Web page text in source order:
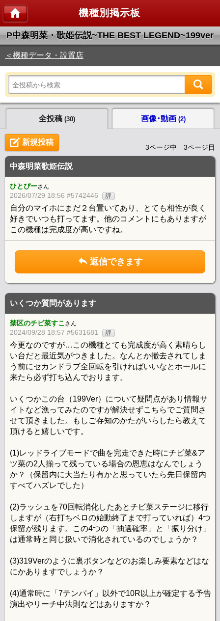
機種別掲示板
P中森明菜・歌姫伝説~THE BEST LEGEND~199ver
＜機種データ・設置店
全投稿 (30) 画像･動画 (2)
新規投稿
3ページ中 3ページ目
中森明菜歌姫伝説
ひとぴーさん
2026/07/29 18:56 #5742446 評
自分のマイホにまだ２台置いてあり、とても相性が良く
好きでいつも打ってます。他のコメントにもありますが
この機種は完成度が高いですね。
返信できます
いくつか質問があります
禁区のチビ菜すこ さん
2024/09/28 18:57 #5631681 評
今更なのですが…この機種とても完成度が高く素晴らし
い台だと最近気がつきました。なんとか撤去されてしま
う前にセカンドラブ全回転を引ければいいなとホールに
来たら必ず打ち込んでおります。
いくつかこの台（199Ver）について疑問点があり情報サ
イトなど漁ってみたのですが解決せずこちらでご質問さ
せて頂きました。もしご存知のかたがいらしたら教えて
頂けると嬉しいです。
(1)レッドライブモードで曲を完走できた時にチビ菜&ア
ツ菜の2人揃って残っている場合の恩恵はなんでしょう
か？（保留内に大当たり有かと思っていたら先日保留内
すべてハズレでした）
(2)ラッシュを70回転消化したあとチビ菜ステージに移行
しますが（右打ちベロの始動終了まで打っていれば）4つ
保留が残ります。この4つの「抽選確率」と「振り分け」
は通常時と同じ扱いで消化されているのでしょうか？
(3)319Verのように裏ボタンなどのお楽しみ要素などはな
にかありますでしょうか？
(4)通常時に「7テンパイ」以外で10R以上が確定する予告
演出やリーチ中法則などはありますか？